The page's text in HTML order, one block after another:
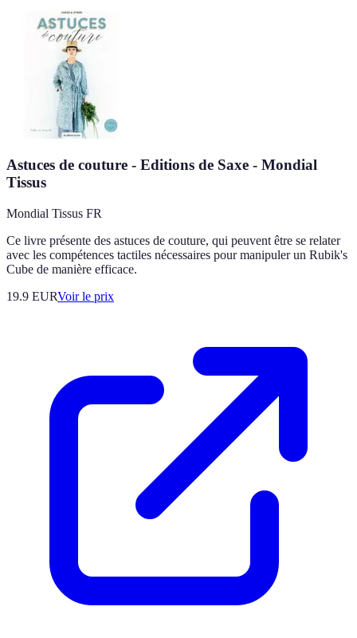
Astuces de couture - Editions de Saxe - Mondial
Tissus
Mondial Tissus FR
Ce livre présente des astuces de couture, qui peuvent être se relater
avec les compétences tactiles nécessaires pour manipuler un Rubik's
Cube de manière efficace.
19.9 EURVoir le prix